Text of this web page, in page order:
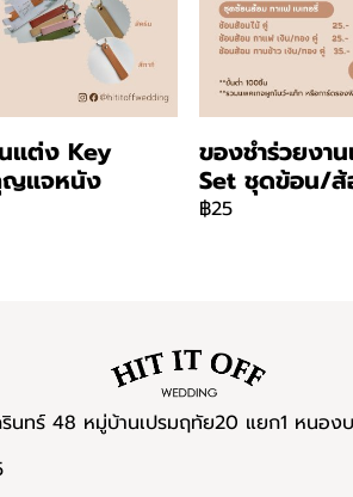
แต่ง Key
แจหนัง
ของชำร่วยงา
Set ชุดข้อน/ส้
฿25
นทร์ 48 หมู่บ้านเปรมฤทัย20 แยก1 หนอง